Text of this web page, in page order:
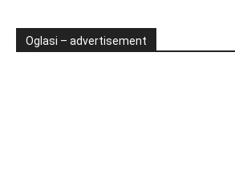
Oglasi – advertisement